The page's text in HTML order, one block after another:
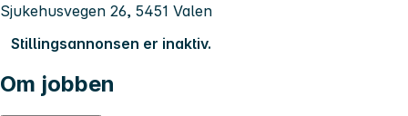
Sjukehusvegen 26, 5451 Valen
Stillingsannonsen er inaktiv.
Om jobben